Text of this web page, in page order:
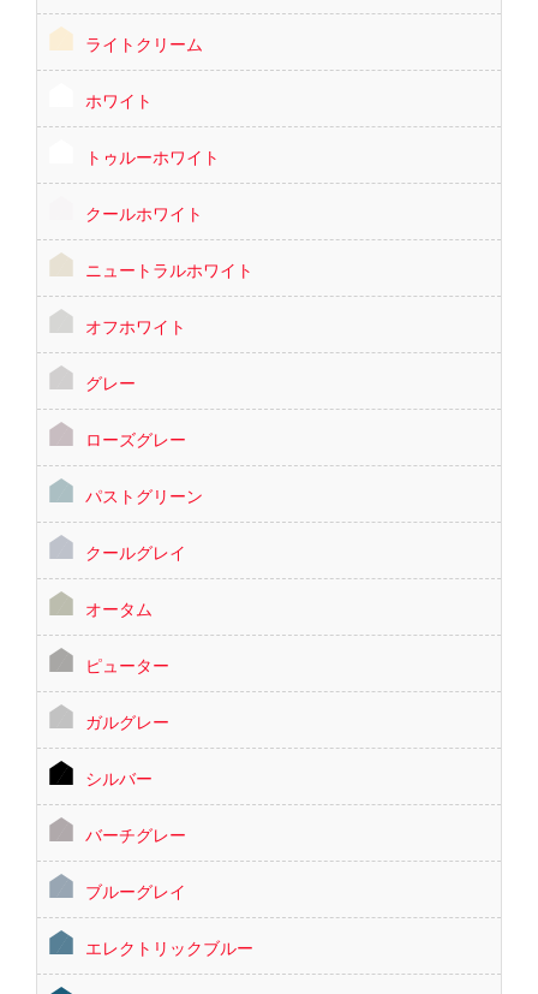
ライトクリーム
ホワイト
トゥルーホワイト
クールホワイト
ニュートラルホワイト
オフホワイト
グレー
ローズグレー
パストグリーン
クールグレイ
オータム
ピューター
ガルグレー
シルバー
バーチグレー
ブルーグレイ
エレクトリックブルー